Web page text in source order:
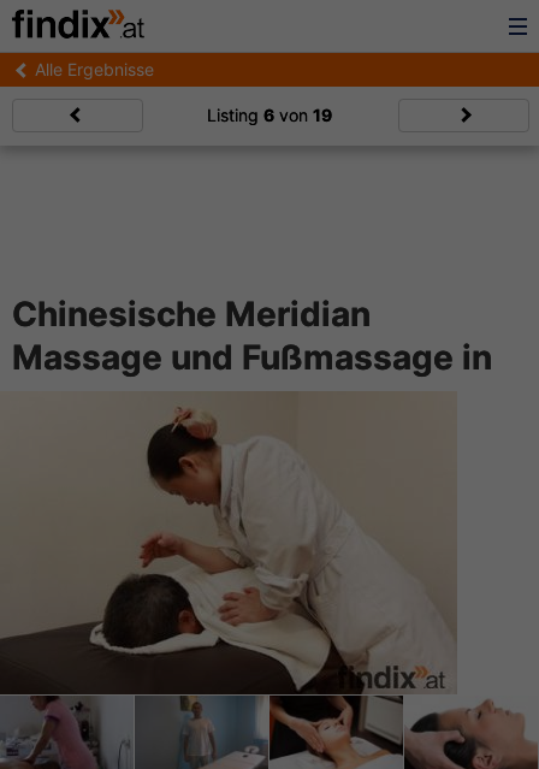
Alle Ergebnisse
Listing 6 von 19
Chinesische Meridian
Massage und Fußmassage in